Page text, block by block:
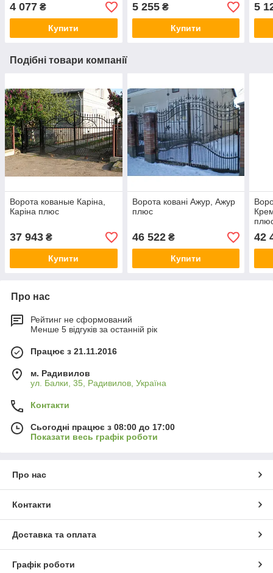
4 077 ₴
Купити
5 255₴
Купити
5
Подібні товари компанії
Ворота кованые Каріна,
Каріна плюс
37 943 ₴
Купити
Ворота ковані Ажур, Ажур
плюс
46 522₴
Купити
42
Про нас
Рейтинг не сформований
Менше 5 відгуків за останній рік
Працює з 21.11.2016
м. Радивилов
ул. Балки, 35, Радивилов, Україна
Контакти
Сьогодні працює з 08:00 до 17:00
Показати весь графік роботи
Про нас
Контакти
Доставка та оплата
Графік роботи